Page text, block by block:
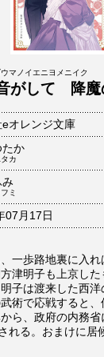
マノイエニヨメニイク
がして 降魔
オレンジ文庫
たか
カ
ミ
07月17日
一歩路地裏に入
津明子も上京し
子は渡来した西洋
術で応戦すると
ら、政府の内務
れる。おまけに居